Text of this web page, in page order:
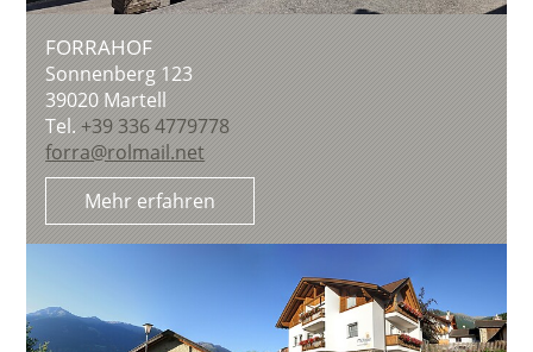
FORRAHOF
Sonnenberg 123
39020 Martell
Tel.+39 336 4779778
forra@rolmail.net
Mehr erfahren